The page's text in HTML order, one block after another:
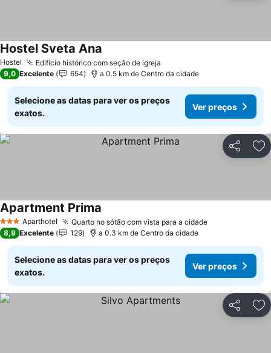
Hostel Edifício histórico com seção de igreja
Hostel Sveta Ana
9,0 Excelente 654 a 0.5 km de Centro da cidade
Selecione as datas para ver os preços
exatos.
Ver preços
Partilhar
3 EstrelasAparthotel Quarto no sótão com vista para a cidade
Apartment Prima
8,9 Excelente 129 a 0.3 km de Centro da cidade
Selecione as datas para ver os preços
exatos.
Ver preços
Partilhar